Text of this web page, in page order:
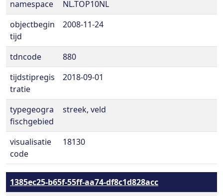
namespace
NL.TOP10NL
objectbegin
tijd
2008-11-24
tdncode
880
tijdstipregis
tratie
2018-09-01
typegeogra
fischgebied
streek, veld
visualisatie
code
18130
1385ec25-b65f-55ff-aa74-df8c1d828acc